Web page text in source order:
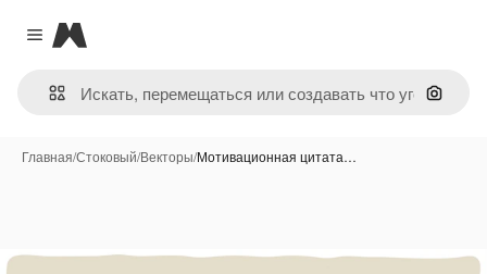
Close menu
Magnific
Поиск
Главная/Стоковый/Векторы/Мотивационная цитата…